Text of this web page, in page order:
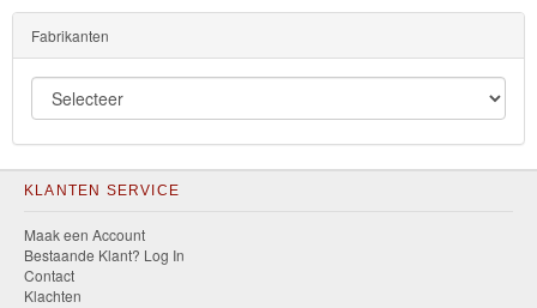
Fabrikanten
KLANTEN SERVICE
Maak een Account
Bestaande Klant? Log In
Contact
Klachten